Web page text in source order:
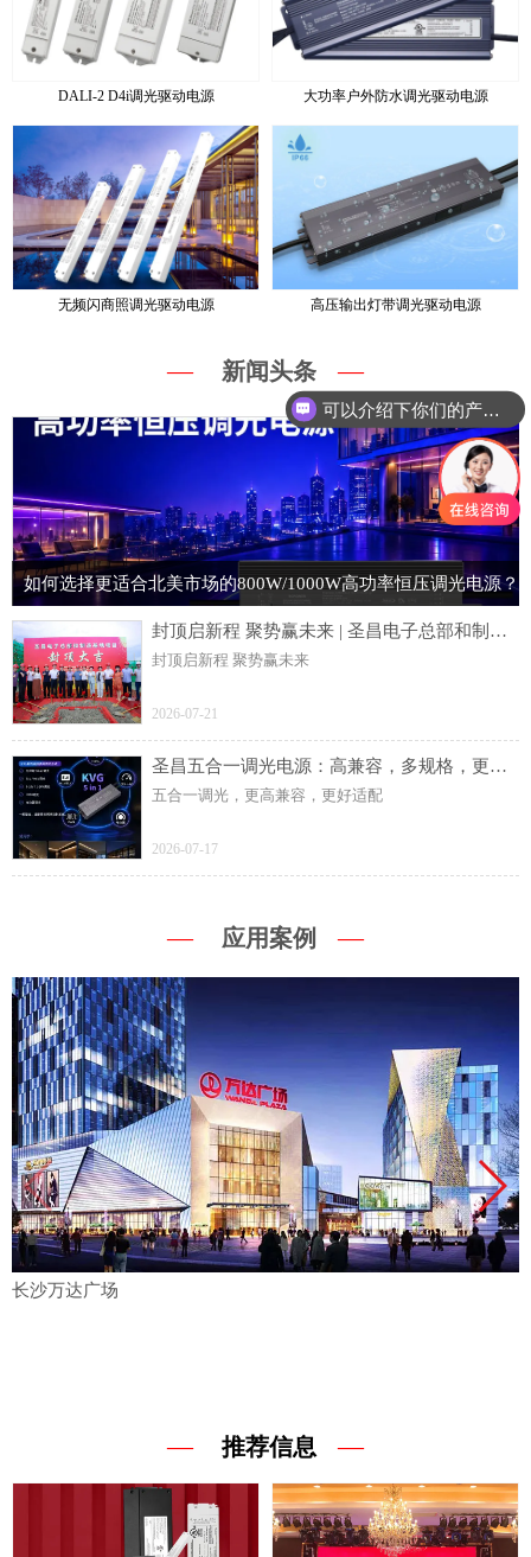
DALI-2 D4i调光驱动电源 大功率户外防水调光驱动电源
无频闪商照调光驱动电源 高压输出灯带调光驱动电源
— 新闻头条 —
如何选择更适合北美市场的800W/1000W高功率恒压调光电源？
封顶启新程 聚势赢未来 | 圣昌电子总部和制造基地项目主体结构顺利封顶
封顶启新程 聚势赢未来
2026-07-21
圣昌五合一调光电源：高兼容，多规格，更灵活
五合一调光，更高兼容，更好适配
2026-07-17
— 应用案例 —
长沙万达广场
— 推荐信息 —
可以介绍下你们的产品么？